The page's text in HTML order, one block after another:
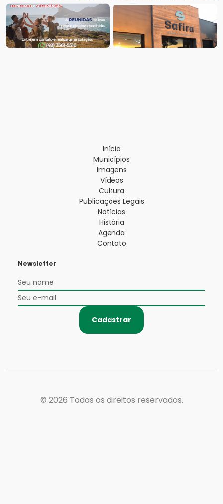
Início
Municípios
Imagens
Vídeos
Cultura
Publicações Legais
Notícias
História
Agenda
Contato
Newsletter
Cadastrar
© 2026 Todos os direitos reservados.